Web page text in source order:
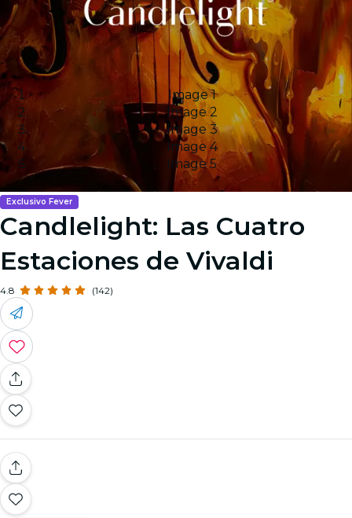
Image 1
Image 2
Image 3
Image 4
Image 5
Exclusivo Fever
Candlelight: Las Cuatro
Estaciones de Vivaldi
4.8 (142)